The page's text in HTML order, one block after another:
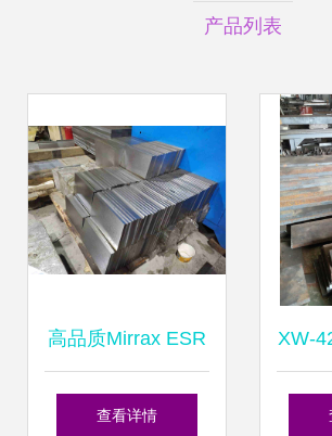
产品列表
高品质Mirrax ESR
与Missax ESR模具
查看详情
XW-
能模